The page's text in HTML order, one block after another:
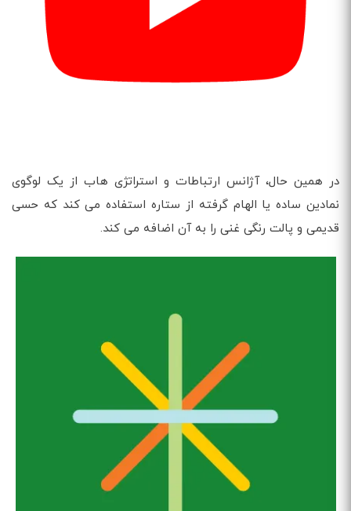
در همین حال، آژانس ارتباطات و استراتژی هاب از یک لوگوی
نمادین ساده یا الهام گرفته از ستاره استفاده می کند که حسی
قدیمی و پالت رنگی غنی را به آن اضافه می کند.